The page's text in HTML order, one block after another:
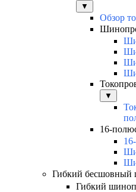
▼
Обзор
▼
16-
Гибкий бесшовный
Гибкий